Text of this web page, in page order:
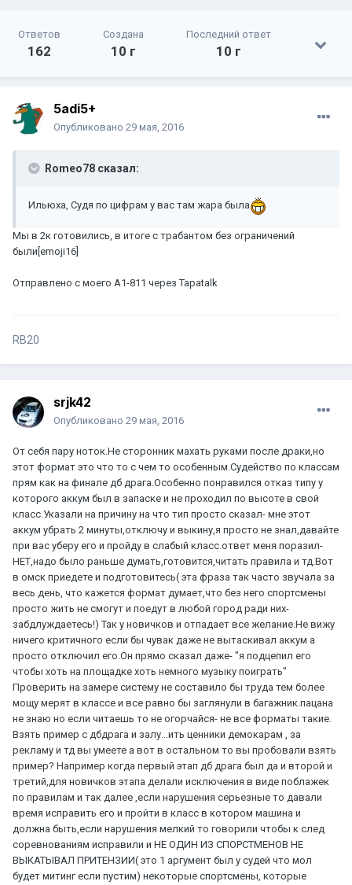
Ответов
162
Создана
10 г
Последний ответ
10 г
5adi5+
Опубликовано 29 мая, 2016
Romeo78 сказал:
Ильюха, Судя по цифрам у вас там жара была
Мы в 2к готовились, в итоге с трабантом без ограничений
были[emoji16]
Отправлено с моего A1-811 через Tapatalk
RB20
srjk42
Опубликовано 29 мая, 2016
От себя пару ноток.Не сторонник махать руками после драки,но
этот формат это что то с чем то особенным.Судейство по классам
прям как на финале дб драга.Особенно понравился отказ типу у
которого аккум был в запаске и не проходил по высоте в свой
класс.Указали на причину на что тип просто сказал- мне этот
аккум убрать 2 минуты,отключу и выкину,я просто не знал,давайте
при вас уберу его и пройду в слабый класс.ответ меня поразил-
НЕТ,надо было раньше думать,готовится,читать правила и тд.Вот
в омск приедете и подготовитесь( эта фраза так часто звучала за
весь день, что кажется формат думает,что без него спортсмены
просто жить не смогут и поедут в любой город ради них-
забдлуждаетесь!) Так у новичков и отпадает все желание.Не вижу
ничего критичного если бы чувак даже не вытаскивал аккум а
просто отключил его.Он прямо сказал даже- "я подцепил его
чтобы хоть на площадке хоть немного музыку поиграть"
Проверить на замере систему не составило бы труда тем более
мощу мерят в классе и все равно бы заглянули в багажник.пацана
не знаю но если читаешь то не огорчайся- не все форматы такие.
Взять пример с дбдрага и залу...ить ценники демокарам , за
рекламу и тд вы умеете а вот в остальном то вы пробовали взять
пример? Например когда первый этап дб драга был да и второй и
третий,для новичков этапа делали исключения в виде поблажек
по правилам и так далее ,если нарушения серьезные то давали
время исправить его и пройти в класс в котором машина и
должна быть,если нарушения мелкий то говорили чтобы к след
соревнованиям исправили и НЕ ОДИН ИЗ СПОРСТМЕНОВ НЕ
ВЫКАТЫВАЛ ПРИТЕНЗИИ( это 1 аргумент был у судей что мол
будет митинг если пустим) некоторые спортсмены, которые